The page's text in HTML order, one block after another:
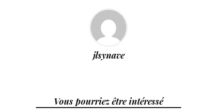
jlsynave
Vous pourriez être intéressé